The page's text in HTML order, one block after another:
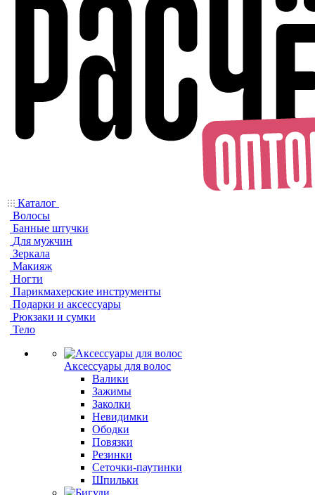
Каталог
Волосы
Банные штучки
Для мужчин
Зеркала
Макияж
Ногти
Парикмахерские инструменты
Подарки и аксессуары
Рюкзаки и сумки
Тело
Аксессуары для волос
Валики
Зажимы
Заколки
Невидимки
Ободки
Повязки
Резинки
Сеточки-паутинки
Шпильки